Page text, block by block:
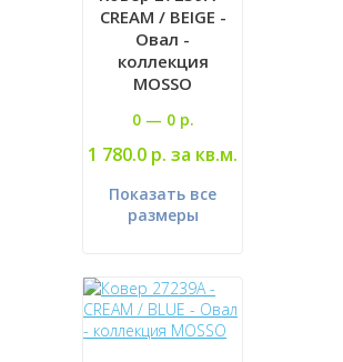
CREAM / BEIGE -
Овал -
коллекция
MOSSO
0 — 0 р.
1 780.0 р. за кв.м.
Показать все
размеры